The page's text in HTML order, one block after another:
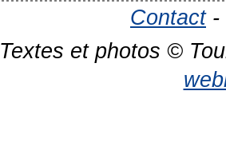
Contact-
Textes et photos ©